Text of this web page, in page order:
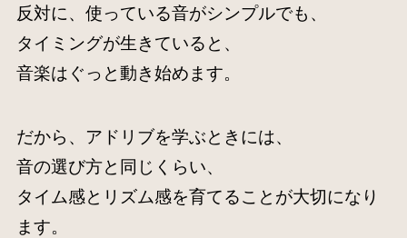
反対に、使っている音がシンプルでも、
タイミングが生きていると、
音楽はぐっと動き始めます。
だから、アドリブを学ぶときには、
音の選び方と同じくらい、
タイム感とリズム感を育てることが大切になり
ます。